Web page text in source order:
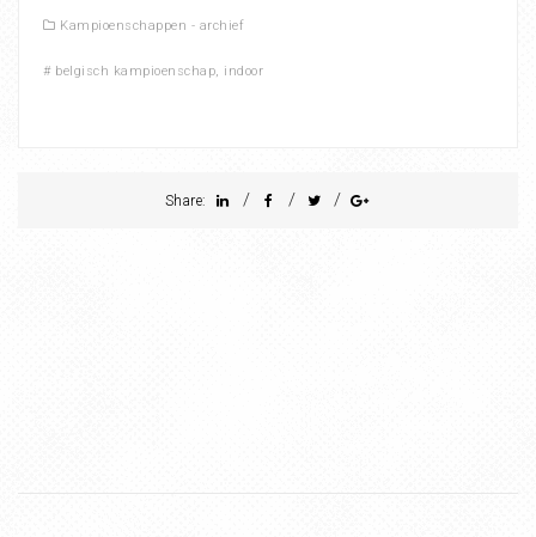
Kampioenschappen - archief
# belgisch kampioenschap, indoor
Share: / / /